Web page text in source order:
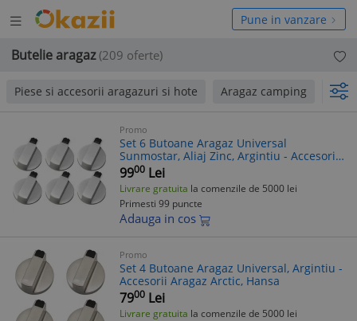
Deschide
meniul
Pune in vanzare
Butelie aragaz (209 oferte)
Piese si accesorii aragazuri si hote Aragaz camping
Promo
Set 6 Butoane Aragaz Universal
Sunmostar, Aliaj Zinc, Argintiu - Accesorii
Aragaz
9900 Lei
Livrare gratuita la comenzile de 5000 lei
Primesti 99 puncte
Adauga in cos
Promo
Set 4 Butoane Aragaz Universal, Argintiu -
Accesorii Aragaz Arctic, Hansa
7900 Lei
Livrare gratuita la comenzile de 5000 lei